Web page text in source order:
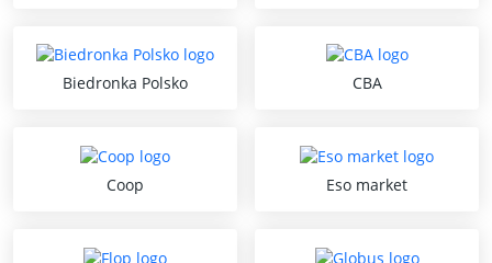
Biedronka Polsko CBA
Coop Eso market